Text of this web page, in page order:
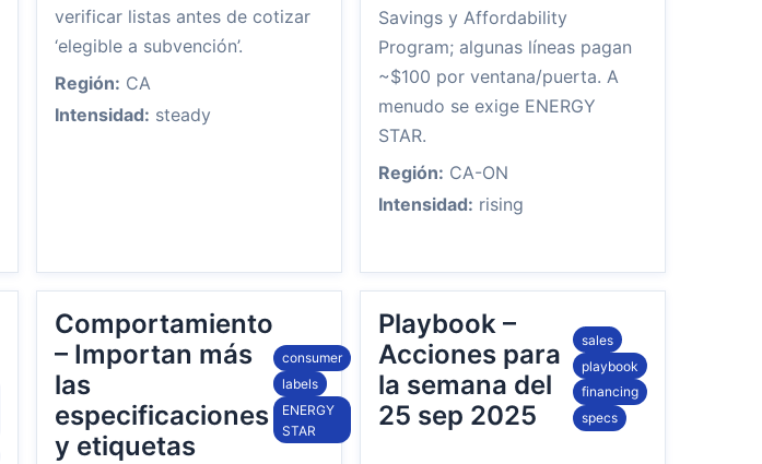
verificar listas antes de cotizar
‘elegible a subvención’.
Región: CA
Intensidad: steady
Savings y Affordability
Program; algunas líneas pagan
~$100 por ventana/puerta. A
menudo se exige ENERGY
STAR.
Región: CA-ON
Intensidad: rising
Comportamiento
– Importan más
las
especificaciones
y etiquetas
consumer
labels
ENERGY
STAR
Playbook –
Acciones para
la semana del
25 sep 2025
sales
playbook
financing
specs